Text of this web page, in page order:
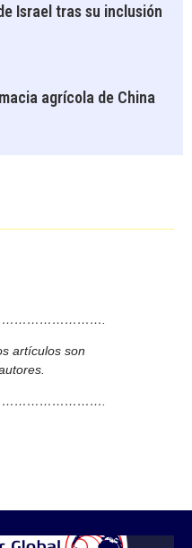
Israel tras su inclusión
agrícola de China
artículos son